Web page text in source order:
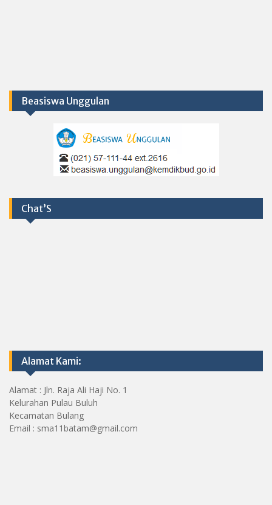
Beasiswa Unggulan
Chat’S
Alamat Kami:
Alamat : Jln. Raja Ali Haji No. 1
Kelurahan Pulau Buluh
Kecamatan Bulang
Email : sma11batam@gmail.com